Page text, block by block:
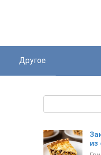
Другое
из